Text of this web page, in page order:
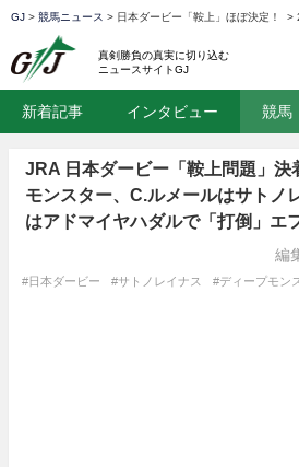
GJ > 競馬ニュース > 日本ダービー「鞍上」ほぼ決定！ >
真剣勝負の真実に切り込む
ニュースサイトGJ
新着記事 インタビュー 競馬
JRA 日本ダービー「鞍上問題」決
モンスター、C.ルメールはサトノ
はアドマイヤハダルで「打倒」エ
編
#日本ダービー #サトノレイナス #ディープモン